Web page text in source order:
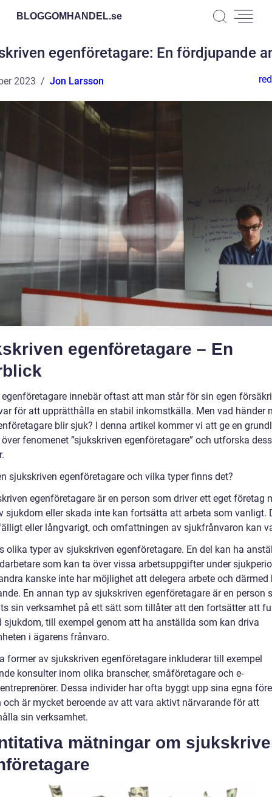
BLOGGOMHANDEL.se
egenföretagare: En fördjupande
2023 Jon Larsson
egenföretagare – En
innebär oftast att man står för sin egen
för att upprätthålla en stabil inkomstkälla. Men vad händer
blir sjuk? I denna artikel kommer vi att ge en
fenomenet ”sjukskriven egenföretagare” och utforska
sjukskriven egenföretagare och vilka typer finns det?
egenföretagare är en person som driver ett eget företag
sjukdom eller skada inte kan fortsätta att arbeta som vanligt.
eller långvarigt, och omfattningen av sjukfrånvaron kan
olika typer av sjukskriven egenföretagare. En del kan ha
som kan ta över vissa arbetsuppgifter under
kanske inte har möjlighet att delegera arbete och därmed
En annan typ av sjukskriven egenföretagare är en person
sin verksamhet på ett sätt som tillåter att den fortsätter att
sjukdom, till exempel genom att ha anställda som kan driva
i ägarens frånvaro.
former av sjukskriven egenföretagare inkluderar till exempel
konsulter inom olika branscher, småföretagare och e-
Dessa individer har ofta byggt upp sina egna
och är mycket beroende av att vara aktivt närvarande för att
sin verksamhet.
mätningar om